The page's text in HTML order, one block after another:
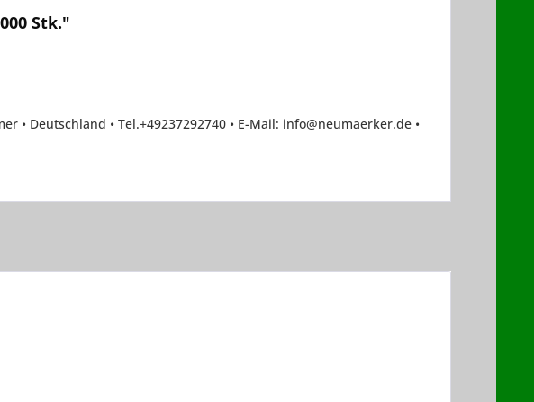
Stk."
• Deutschland • Tel.+49237292740 • E-Mail: info@neumaerker.de •